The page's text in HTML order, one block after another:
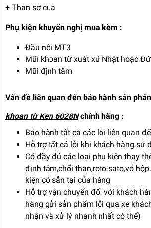
+ Than sơ cua
Phụ kiện khuyến nghị mua kèm :
Đầu nối MT3
Mũi khoan từ xuất xứ Nhật hoặc
Mũi định tâm
Vấn đề liên quan đến bảo hành sản
khoan từ Ken 6028Nchính hãng :
Bảo hành tất cả các lỗi liên quan
Hỗ trợ tất cả lỗi khi khách hàng sử
Có đầy đủ các loại phụ kiện thay
định tâm,chổi than,roto-sato,vỏ
kiện có sẵn tại của hàng
Hỗ trợ vận chuyển đối với khách
hàng gửi sản phẩm lỗi qua xe
nhận và xử lý nhanh nhất có thể)